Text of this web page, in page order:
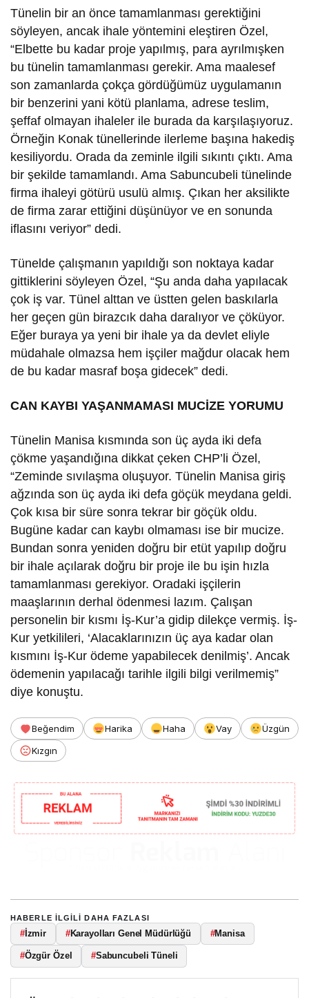
Tünelin bir an önce tamamlanması gerektiğini
söyleyen, ancak ihale yöntemini eleştiren Özel,
“Elbette bu kadar proje yapılmış, para ayrılmışken
bu tünelin tamamlanması gerekir. Ama maalesef
son zamanlarda çokça gördüğümüz uygulamanın
bir benzerini yani kötü planlama, adrese teslim,
şeffaf olmayan ihaleler ile burada da karşılaşıyoruz.
Örneğin Konak tünellerinde ilerleme başına hakediş
kesiliyordu. Orada da zeminle ilgili sıkıntı çıktı. Ama
bir şekilde tamamlandı. Ama Sabuncubeli tünelinde
firma ihaleyi götürü usulü almış. Çıkan her aksilikte
de firma zarar ettiğini düşünüyor ve en sonunda
iflasını veriyor” dedi.
Tünelde çalışmanın yapıldığı son noktaya kadar
gittiklerini söyleyen Özel, “Şu anda daha yapılacak
çok iş var. Tünel alttan ve üstten gelen baskılarla
her geçen gün birazcık daha daralıyor ve çöküyor.
Eğer buraya ya yeni bir ihale ya da devlet eliyle
müdahale olmazsa hem işçiler mağdur olacak hem
de bu kadar masraf boşa gidecek” dedi.
CAN KAYBI YAŞANMAMASI MUCİZE YORUMU
Tünelin Manisa kısmında son üç ayda iki defa
çökme yaşandığına dikkat çeken CHP’li Özel,
“Zeminde sıvılaşma oluşuyor. Tünelin Manisa giriş
ağzında son üç ayda iki defa göçük meydana geldi.
Çok kısa bir süre sonra tekrar bir göçük oldu.
Bugüne kadar can kaybı olmaması ise bir mucize.
Bundan sonra yeniden doğru bir etüt yapılıp doğru
bir ihale açılarak doğru bir proje ile bu işin hızla
tamamlanması gerekiyor. Oradaki işçilerin
maaşlarının derhal ödenmesi lazım. Çalışan
personelin bir kısmı İş-Kur’a gidip dilekçe vermiş. İş-
Kur yetkilileri, ‘Alacaklarınızın üç aya kadar olan
kısmını İş-Kur ödeme yapabilecek denilmiş’. Ancak
ödemenin yapılacağı tarihle ilgili bilgi verilmemiş”
diye konuştu.
Beğendim Harika Haha Vay
Üzgün
Kızgın
HABERLE ILGILI DAHA FAZLASI
#İzmir #Karayolları Genel Müdürlüğü #Manisa
#Özgür Özel #Sabuncubeli Tüneli